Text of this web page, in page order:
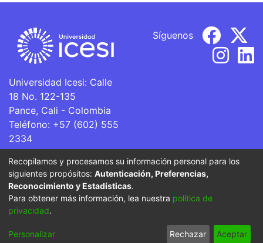
Universidad Icesi: Calle
18 No. 122-135
Pance, Cali - Colombia
Teléfono: +57 (602) 555
2334
ventanillaunica@icesi.edu.co
Síguenos
La Universidad Icesi es una Institución de Educación
Superior que se encuentra sujeta a inspección y vigilancia
por parte del Ministerio de Educación Nacional.
Cookie
End User
Send
Recopilamos y procesamos su información personal para los
siguientes propósitos: Autenticación, Preferencias,
Reconocimiento y Estadísticas.
Para obtener más información, lea nuestra política de
privacidad.
Personalizar Rechazar Aceptar